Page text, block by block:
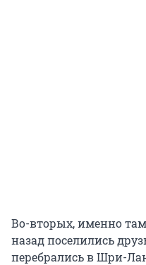
Во-вторых, именно
назад поселились
перебрались в Шри-